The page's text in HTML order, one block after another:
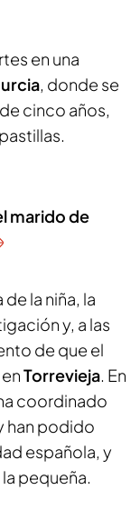
en una
, donde se
cinco años,
marido de
la niña, la
y, a las
de que el
Torrevieja. En
coordinado
han podido
española, y
pequeña.